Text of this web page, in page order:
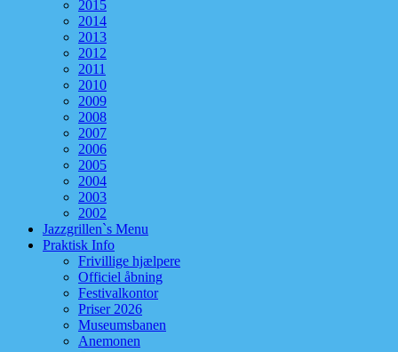
2015
2014
2013
2012
2011
2010
2009
2008
2007
2006
2005
2004
2003
2002
Jazzgrillen`s Menu
Praktisk Info
Frivillige hjælpere
Officiel åbning
Festivalkontor
Priser 2026
Museumsbanen
Anemonen